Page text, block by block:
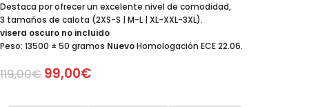
Destaca por ofrecer un excelente nivel de comodidad,
3 tamaños de calota (2XS-S | M-L | XL-XXL-3XL).
visera oscuro no incluido
Peso: 13500 ± 50 gramos NuevoHomologación ECE 22.06.
119,00€ 99,00€